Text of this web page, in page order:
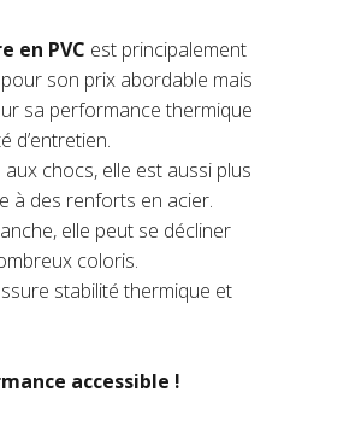
en PVC est principalement
son prix abordable mais
sa performance thermique
d’entretien.
aux chocs, elle est aussi plus
à des renforts en acier.
elle peut se décliner
coloris.
stabilité thermique et
accessible !